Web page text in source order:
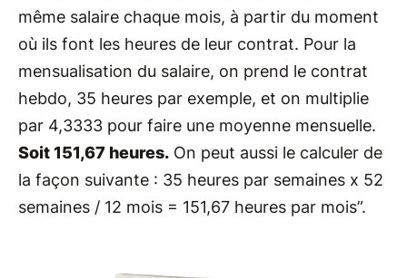
même salaire chaque mois, à partir du moment
où ils font les heures de leur contrat. Pour la
mensualisation du salaire, on prend le contrat
hebdo, 35 heures par exemple, et on multiplie
par 4,3333 pour faire une moyenne mensuelle.
Soit 151,67 heures. On peut aussi le calculer de
la façon suivante : 35 heures par semaines x 52
semaines / 12 mois = 151,67 heures par mois”.